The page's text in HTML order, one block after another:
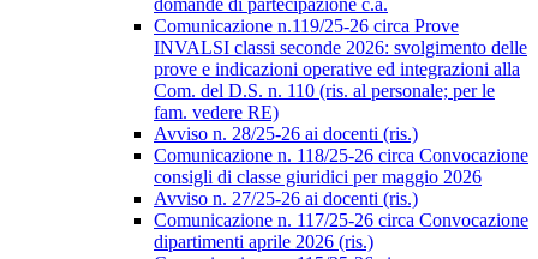
domande di partecipazione c.a.
Comunicazione n.119/25-26 circa Prove
INVALSI classi seconde 2026: svolgimento delle
prove e indicazioni operative ed integrazioni alla
Com. del D.S. n. 110 (ris. al personale; per le
fam. vedere RE)
Avviso n. 28/25-26 ai docenti (ris.)
Comunicazione n. 118/25-26 circa Convocazione
consigli di classe giuridici per maggio 2026
Avviso n. 27/25-26 ai docenti (ris.)
Comunicazione n. 117/25-26 circa Convocazione
dipartimenti aprile 2026 (ris.)